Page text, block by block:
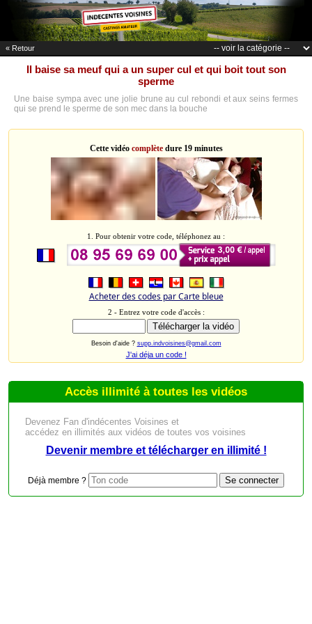
« Retour
Il baise sa meuf qui a un super cul et qui boit tout son
sperme
Une baise sympa avec une jolie brune au cul rebondi et aux seins fermes
qui se prend le sperme de son mec dans la bouche
Cette vidéo complètedure 19 minutes
1. Pour obtenir votre code, téléphonez au :
Acheter des codes par Carte bleue
2 - Entrez votre code d'accès :
Besoin d'aide ? supp.indvoisines@gmail.com
J'ai déja un code !
Accès illimité à toutes les vidéos
Devenez Fan d'indécentes Voisines et
accédez en illimités aux vidéos de toutes vos voisines
Devenir membre et télécharger en illimité !
Déjà membre ?